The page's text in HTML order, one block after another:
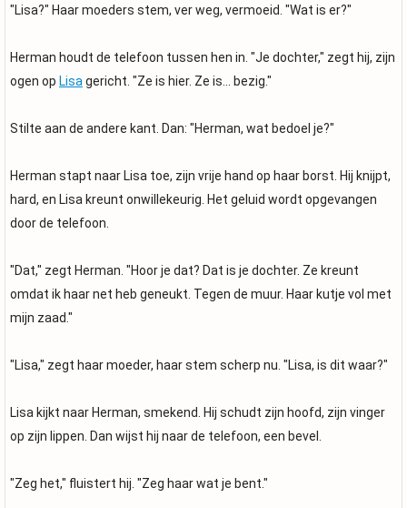
"Lisa?" Haar moeders stem, ver weg, vermoeid. "Wat is er?"
Herman houdt de telefoon tussen hen in. "Je dochter," zegt hij, zijn
ogen op Lisa gericht. "Ze is hier. Ze is... bezig."
Stilte aan de andere kant. Dan: "Herman, wat bedoel je?"
Herman stapt naar Lisa toe, zijn vrije hand op haar borst. Hij knijpt,
hard, en Lisa kreunt onwillekeurig. Het geluid wordt opgevangen
door de telefoon.
"Dat," zegt Herman. "Hoor je dat? Dat is je dochter. Ze kreunt
omdat ik haar net heb geneukt. Tegen de muur. Haar kutje vol met
mijn zaad."
"Lisa," zegt haar moeder, haar stem scherp nu. "Lisa, is dit waar?"
Lisa kijkt naar Herman, smekend. Hij schudt zijn hoofd, zijn vinger
op zijn lippen. Dan wijst hij naar de telefoon, een bevel.
"Zeg het," fluistert hij. "Zeg haar wat je bent."